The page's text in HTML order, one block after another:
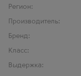
Регион:
Производитель:
Бренд:
Класс:
Выдержка: